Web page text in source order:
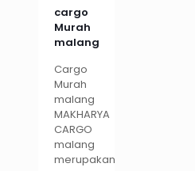
cargo
Murah
malang
Cargo
Murah
malang
MAKHARYA
CARGO
malang
merupakan